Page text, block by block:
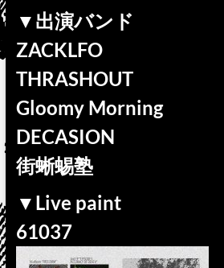
▼出演バンド
ZACKLFO
THRASHOUT
Gloomy Morning
DECASION
街蜥蜴塾
▼Live paint
61037